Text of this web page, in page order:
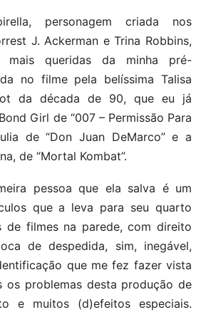
personagem criada nos
J. Ackerman e Trina Robbins,
mais queridas da minha pré-
no filme pela belíssima Talisa
da década de 90, que eu já
Girl de “007 – Permissão Para
de “Don Juan DeMarco” e a
de “Mortal Kombat”.
pessoa que ela salva é um
que a leva para seu quarto
de filmes na parede, com direito
de despedida, sim, inegável,
que me fez fazer vista
os problemas desta produção de
e muitos (d)efeitos especiais.